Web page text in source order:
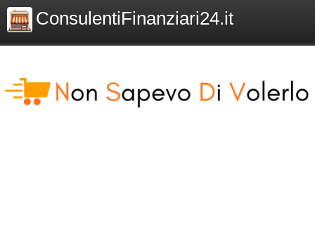
ConsulentiFinanziari24.it